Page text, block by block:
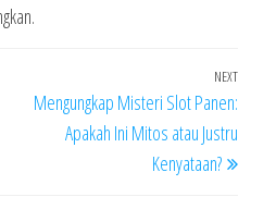
Next
NEXT
Mengungkap Misteri Slot Panen:
Apakah Ini Mitos atau Justru
Kenyataan?